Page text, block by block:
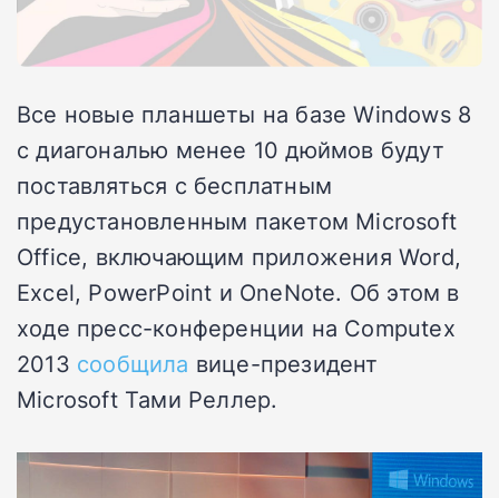
Все новые планшеты на базе Windows 8
с диагональю менее 10 дюймов будут
поставляться с бесплатным
предустановленным пакетом Microsoft
Office, включающим приложения Word,
Excel, PowerPoint и OneNote. Об этом в
ходе пресс-конференции на Computex
2013 сообщила вице-президент
Microsoft Тами Реллер.